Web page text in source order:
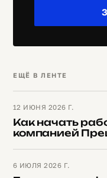
ЕЩЁ В ЛЕНТЕ
12 ИЮНЯ 2026 Г.
Как начать
компанией
6 ИЮЛЯ 2026 Г.